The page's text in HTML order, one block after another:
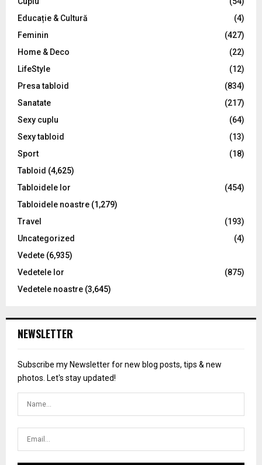
Educație & Cultură
(4)
Feminin
(427)
Home & Deco
(22)
LifeStyle
(12)
Presa tabloid
(834)
Sanatate
(217)
Sexy cuplu
(64)
Sexy tabloid
(13)
Sport
(18)
Tabloid (4,625)
Tabloidele lor
(454)
Tabloidele noastre (1,279)
Travel
(193)
Uncategorized
(4)
Vedete (6,935)
Vedetele lor
(875)
Vedetele noastre (3,645)
NEWSLETTER
Subscribe my Newsletter for new blog posts, tips & new
photos. Let's stay updated!